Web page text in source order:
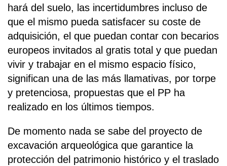
hará del suelo, las incertidumbres incluso de
que el mismo pueda satisfacer su coste de
adquisición, el que puedan contar con becarios
europeos invitados al gratis total y que puedan
vivir y trabajar en el mismo espacio físico,
significan una de las más llamativas, por torpe
y pretenciosa, propuestas que el PP ha
realizado en los últimos tiempos.
De momento nada se sabe del proyecto de
excavación arqueológica que garantice la
protección del patrimonio histórico y el traslado